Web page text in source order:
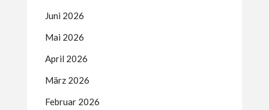
Juni 2026
Mai 2026
April 2026
März 2026
Februar 2026